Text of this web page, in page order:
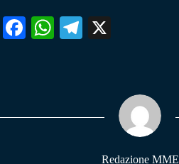
Fa W
pp
Te
m
Redazione MME